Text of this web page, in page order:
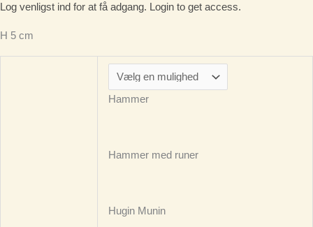
Log venligst ind for at få adgang. Login to get access.
H 5 cm
Hammer
Hammer med runer
Hugin Munin